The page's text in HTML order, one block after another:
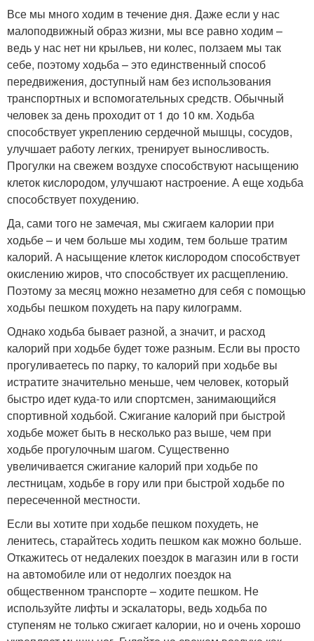
Все мы много ходим в течение дня. Даже если у нас
малоподвижный образ жизни, мы все равно ходим –
ведь у нас нет ни крыльев, ни колес, ползаем мы так
себе, поэтому ходьба – это единственный способ
передвижения, доступный нам без использования
транспортных и вспомогательных средств. Обычный
человек за день проходит от 1 до 10 км. Ходьба
способствует укреплению сердечной мышцы, сосудов,
улучшает работу легких, тренирует выносливость.
Прогулки на свежем воздухе способствуют насыщению
клеток кислородом, улучшают настроение. А еще ходьба
способствует похудению.
Да, сами того не замечая, мы сжигаем калории при
ходьбе – и чем больше мы ходим, тем больше тратим
калорий. А насыщение клеток кислородом способствует
окислению жиров, что способствует их расщеплению.
Поэтому за месяц можно незаметно для себя с помощью
ходьбы пешком похудеть на пару килограмм.
Однако ходьба бывает разной, а значит, и расход
калорий при ходьбе будет тоже разным. Если вы просто
прогуливаетесь по парку, то калорий при ходьбе вы
истратите значительно меньше, чем человек, который
быстро идет куда-то или спортсмен, занимающийся
спортивной ходьбой. Сжигание калорий при быстрой
ходьбе может быть в несколько раз выше, чем при
ходьбе прогулочным шагом. Существенно
увеличивается сжигание калорий при ходьбе по
лестницам, ходьбе в гору или при быстрой ходьбе по
пересеченной местности.
Если вы хотите при ходьбе пешком похудеть, не
ленитесь, старайтесь ходить пешком как можно больше.
Откажитесь от недалеких поездок в магазин или в гости
на автомобиле или от недолгих поездок на
общественном транспорте – ходите пешком. Не
используйте лифты и эскалаторы, ведь ходьба по
ступеням не только сжигает калории, но и очень хорошо